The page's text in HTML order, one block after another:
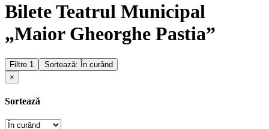
Bilete Teatrul Municipal
„Maior Gheorghe Pastia”
Filtre 1
Sortează: În curând
×
Sortează